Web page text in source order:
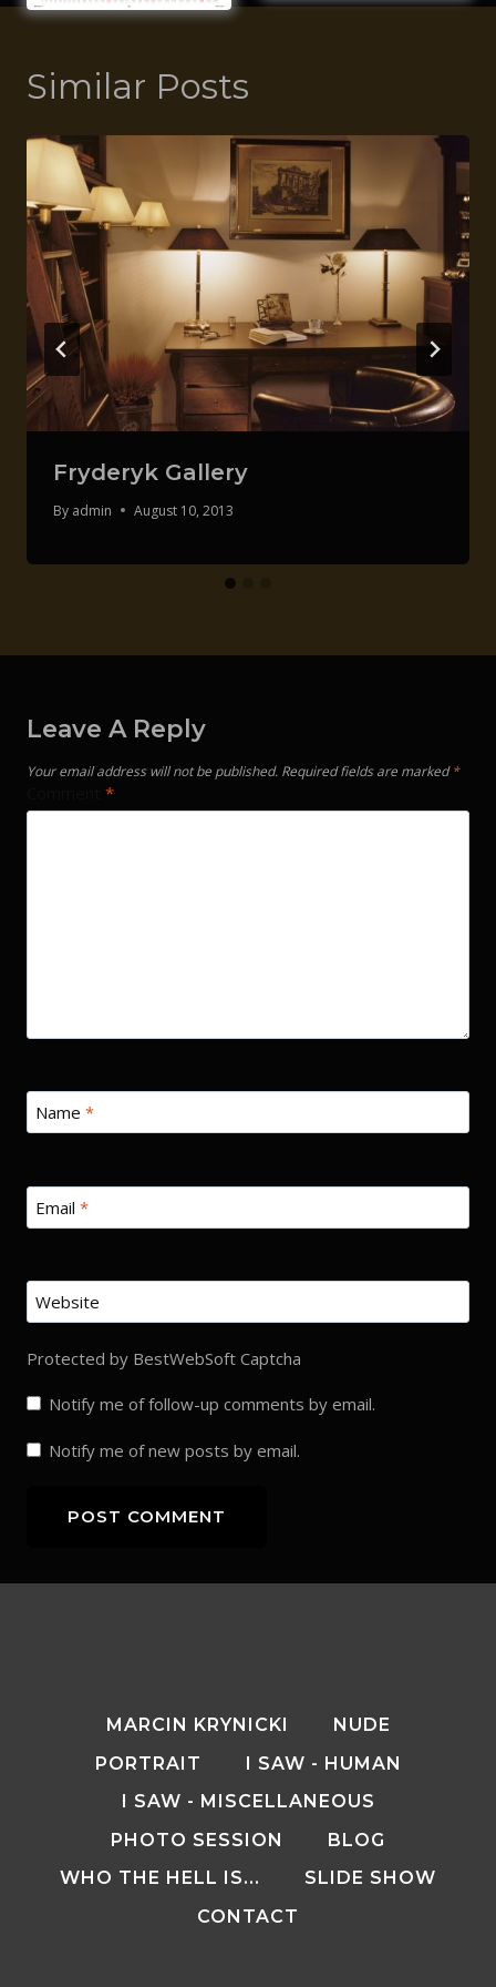
Similar Posts
Fryderyk Gallery
By admin August 10, 2013
Leave A Reply
Your email address will not be published. Required fields are marked*
*
Name *
Email *
Website
Protected by BestWebSoft Captcha
Notify me of follow-up comments by email.
Notify me of new posts by email.
MARCIN KRYNICKI
NUDE
PORTRAIT
I SAW - HUMAN
I SAW - MISCELLANEOUS
PHOTO SESSION
BLOG
WHO THE HELL IS...
SLIDE SHOW
CONTACT